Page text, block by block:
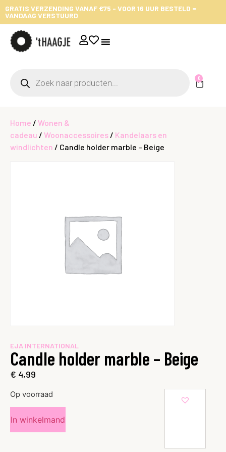
GRATIS VERZENDING VANAF €75 - VOOR 16 UUR BESTELD =
VANDAAG VERSTUURD
0
Home / Wonen &
cadeau / Woonaccessoires / Kandelaars en
windlichten / Candle holder marble – Beige
EJA INTERNATIONAL
Candle holder marble – Beige
€ 4,99
Op voorraad
In winkelmand